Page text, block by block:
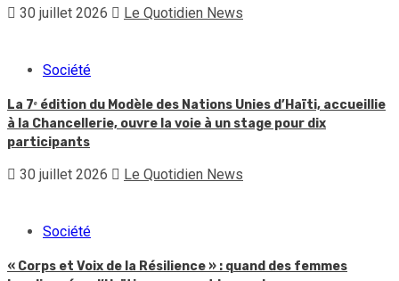
30 juillet 2026 Le Quotidien News
Société
La 7ᵉ édition du Modèle des Nations Unies d’Haïti, accueillie
à la Chancellerie, ouvre la voie à un stage pour dix
participants
30 juillet 2026 Le Quotidien News
Société
« Corps et Voix de la Résilience » : quand des femmes